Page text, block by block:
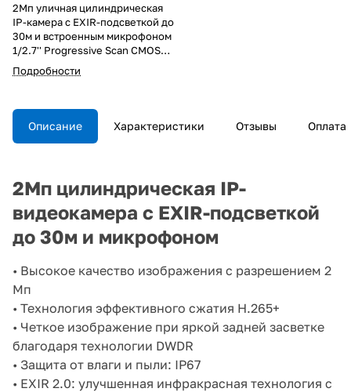
2Мп уличная цилиндрическая
IP-камера с EXIR-подсветкой до
30м и встроенным микрофоном
1/2.7'' Progressive Scan CMOS
матрица; объектив 4мм; угол
обзора 90,2°; механический ИК-
H.265/H.265+/H.264/H.264+/MJ
PEG, DWDR; ROI, 3D DNR; BLC;
Smart ИК; видеобитрейт
DC12В±25%/PoE(IEEE 802.3af);
Подробности
Описание Характеристики Отзывы Оплата
2Мп цилиндрическая IP-
видеокамера с EXIR-подсветкой
до 30м и микрофоном
• Высокое качество изображения с разрешением 2
Мп
• Технология эффективного сжатия H.265+
• Четкое изображение при яркой задней засветке
благодаря технологии DWDR
• Защита от влаги и пыли: IP67
• EXIR 2.0: улучшенная инфракрасная технология с